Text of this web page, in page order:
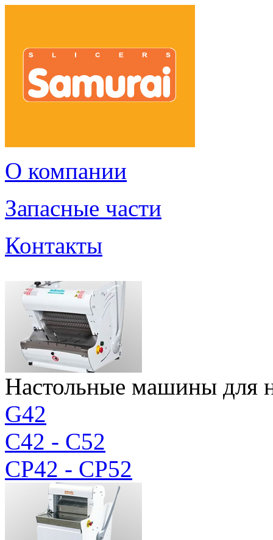
О компании
Запасные части
Контакты
Настольные машины для
G42
C42 - C52
CP42 - CP52